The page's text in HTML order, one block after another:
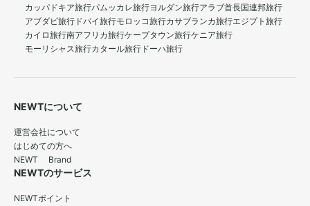
カッパドキア旅行パムッカレ旅行ヨルダン旅行アラブ首長国連邦旅行
アブダビ旅行 ドバイ旅行モロッコ旅行カサブランカ旅行エジプト旅行
カイロ旅行南アフリカ旅行ケープタウン旅行ケニア旅行
モーリシャス旅行カタール旅行 ドーハ旅行
NEWTについて
運営会社について
はじめての方へ
NEWT Brand
NEWTのサービス
NEWTポイント